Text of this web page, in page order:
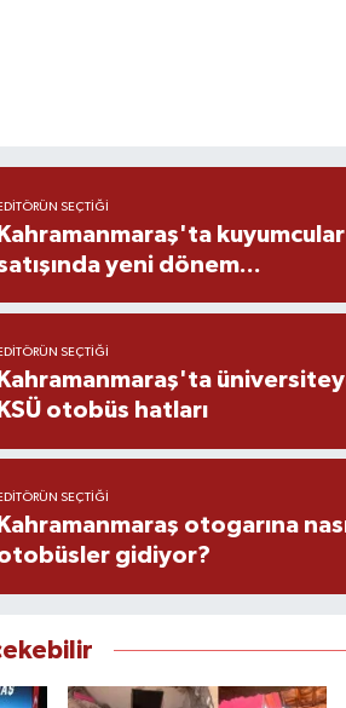
EDITÖRÜN SEÇTIĞI
Kahramanmaraş'ta
yeni dönem...
EDITÖRÜN SEÇTIĞI
Kahramanmaraş'ta
KSÜ otobüs hatları
EDITÖRÜN SEÇTIĞI
Kahramanmaraş otogarına
gidiyor?